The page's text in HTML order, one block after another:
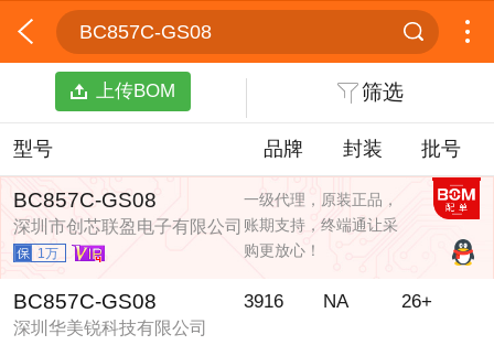
BC857C-GS08
上传BOM 筛选
型号 品牌 封装 批号
BC857C-GS08
深圳市创芯联盈电子有限公司
1万
一级代理，原装正品，
账期支持，终端通让采
购更放心！
BC857C-GS08
深圳华美锐科技有限公司
3916 NA 26+